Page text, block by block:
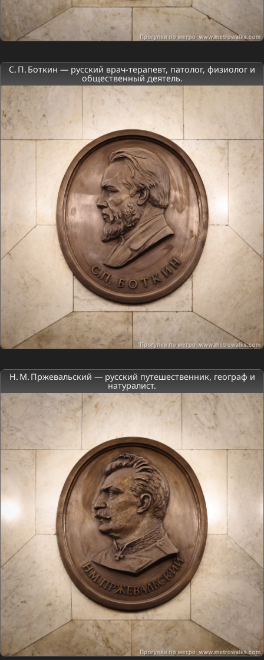
С. П. Боткин — русский врач-терапевт, патолог, физиолог и
общественный деятель.
Н. М. Пржевальский — русский путешественник, географ и
натуралист.